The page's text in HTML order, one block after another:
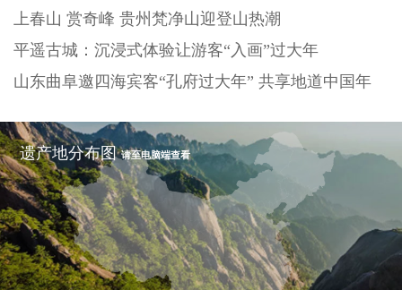
上春山 赏奇峰 贵州梵净山迎登山热潮
平遥古城：沉浸式体验让游客“入画”过大年
山东曲阜邀四海宾客“孔府过大年” 共享地道中国年
遗产地分布图请至电脑端查看